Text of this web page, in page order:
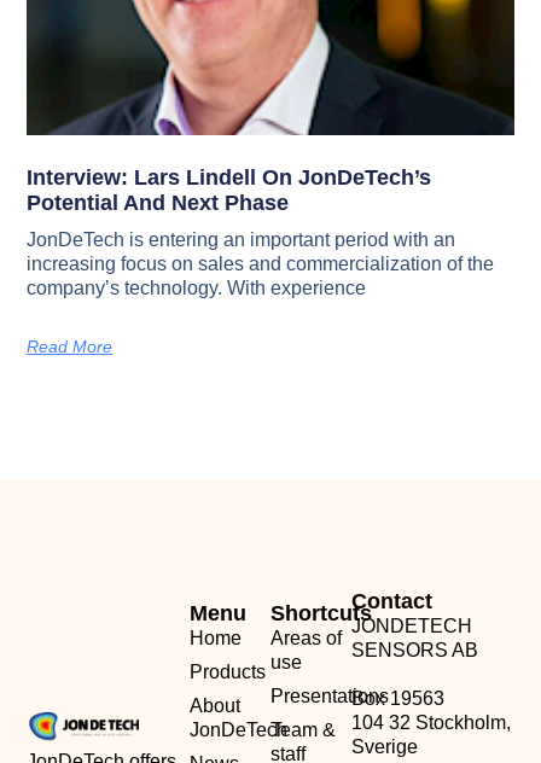
Interview: Lars Lindell On JonDeTech’s
Potential And Next Phase
JonDeTech is entering an important period with an
increasing focus on sales and commercialization of the
company’s technology. With experience
Read More
Shortcuts
Areas of
use
Presentations
Team &
staff
Menu
Home
Products
About
JonDeTech
Contact
JONDETECH
SENSORS AB
Box 19563
104 32 Stockholm,
Sverige